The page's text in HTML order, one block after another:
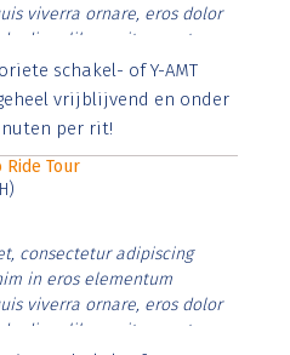
viverra ornare, eros dolor
diam libero vitae erat.
cursus id rutrum lorem
risus tristique posuere.
schakel- of Y-AMT
vrijblijvend en onder
per rit!
Ride Tour
consectetur adipiscing
in eros elementum
viverra ornare, eros dolor
diam libero vitae erat.